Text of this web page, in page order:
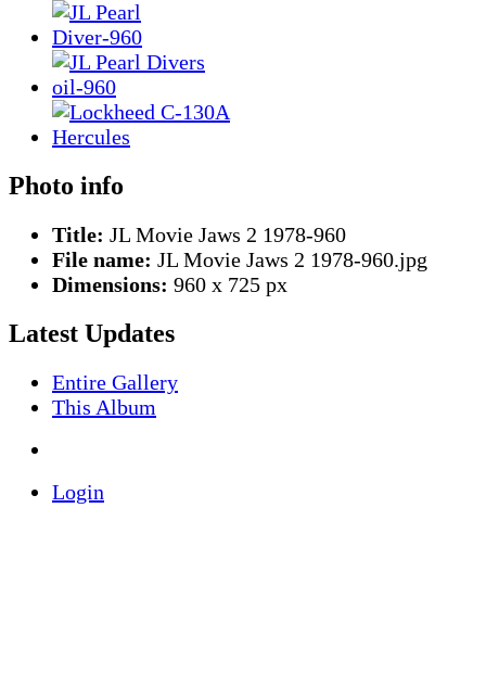
Photo info
Title: JL Movie Jaws 2 1978-960
File name: JL Movie Jaws 2 1978-960.jpg
Dimensions: 960 x 725 px
Latest Updates
Entire Gallery
This Album
Login